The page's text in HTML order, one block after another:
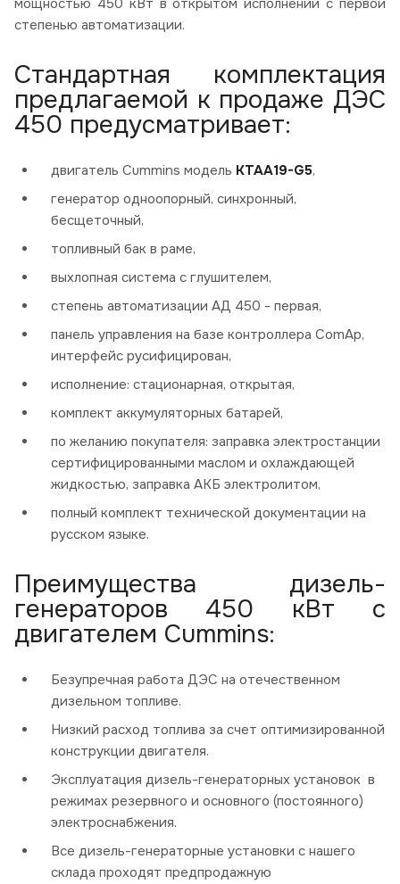
мощностью 450 кВт в открытом исполнении с первой
степенью автоматизации.
Стандартная комплектация
предлагаемой к продаже ДЭС
450 предусматривает:
двигатель Cummins модель KTAA19-G5,
генератор одноопорный, синхронный,
бесщеточный,
топливный бак в раме,
выхлопная система с глушителем,
степень автоматизации АД 450 - первая,
панель управления на базе контроллера ComAp,
интерфейс русифицирован,
исполнение: стационарная, открытая,
комплект аккумуляторных батарей,
по желанию покупателя: заправка электростанции
сертифицированными маслом и охлаждающей
жидкостью, заправка АКБ электролитом,
полный комплект технической документации на
русском языке.
Преимущества дизель-
генераторов 450 кВт с
двигателем Cummins:
Безупречная работа ДЭС на отечественном
дизельном топливе.
Низкий расход топлива за счет оптимизированной
конструкции двигателя.
Эксплуатация дизель-генераторных установок в
режимах резервного и основного (постоянного)
электроснабжения.
Все дизель-генераторные установки с нашего
склада проходят предпродажную